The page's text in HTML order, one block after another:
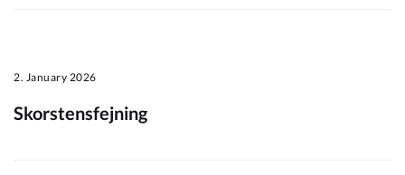
2. January 2026
Skorstensfejning